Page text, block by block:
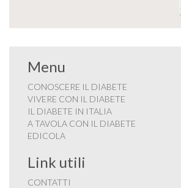
Menu
CONOSCERE IL DIABETE
VIVERE CON IL DIABETE
IL DIABETE IN ITALIA
A TAVOLA CON IL DIABETE
EDICOLA
Link utili
CONTATTI